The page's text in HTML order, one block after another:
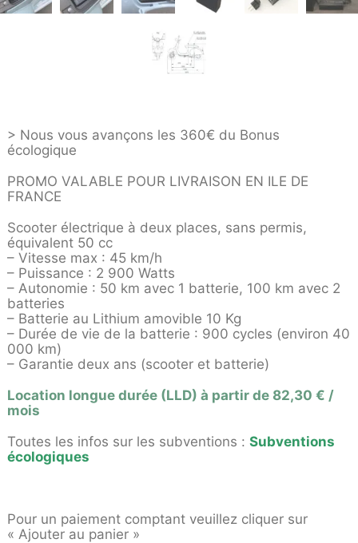
> Nous vous avançons les 360€ du Bonus
écologique
PROMO VALABLE POUR LIVRAISON EN ILE DE
FRANCE
Scooter électrique à deux places, sans permis,
équivalent 50 cc
– Vitesse max : 45 km/h
– Puissance : 2 900 Watts
– Autonomie : 50 km avec 1 batterie, 100 km avec 2
batteries
– Batterie au Lithium amovible 10 Kg
– Durée de vie de la batterie : 900 cycles (environ 40
000 km)
– Garantie deux ans (scooter et batterie)
Location longue durée (LLD) à partir de 82,30 € /
mois
Toutes les infos sur les subventions : Subventions
écologiques
Pour un paiement comptant veuillez cliquer sur
« Ajouter au panier »